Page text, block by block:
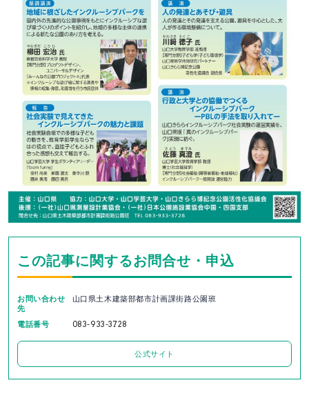
この記事に関するお問合せ・申込
お問い合わせ
先
山口県土木建築部都市計画課街路公園班
電話番号 083-933-3728
公式サイト